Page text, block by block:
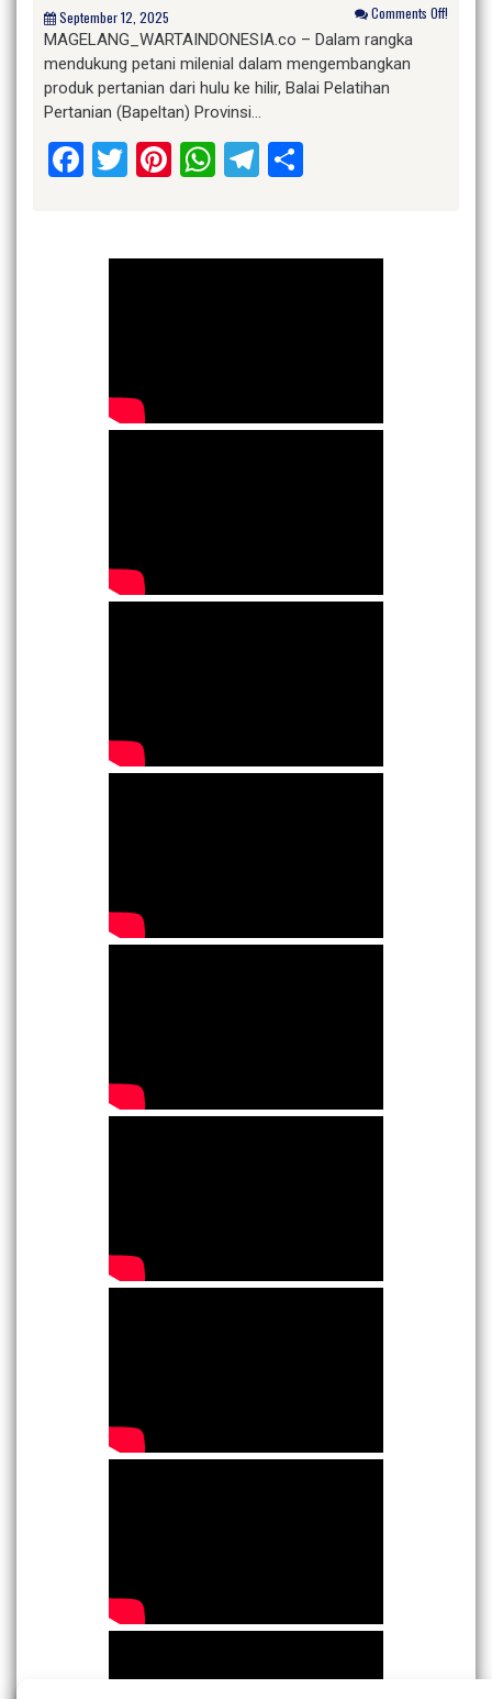
September 12, 2025 Comments Off!
MAGELANG_WARTAINDONESIA.co – Dalam rangka
mendukung petani milenial dalam mengembangkan
produk pertanian dari hulu ke hilir, Balai Pelatihan
Pertanian (Bapeltan) Provinsi…
Facebook
Twitter
Pinterest
WhatsApp
Telegram